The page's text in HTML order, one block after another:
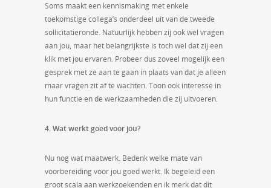
Soms maakt een kennismaking met enkele
toekomstige collega’s onderdeel uit van de tweede
sollicitatieronde. Natuurlijk hebben zij ook wel vragen
aan jou, maar het belangrijkste is toch wel dat zij een
klik met jou ervaren. Probeer dus zoveel mogelijk een
gesprek met ze aan te gaan in plaats van dat je alleen
maar vragen zit af te wachten. Toon ook interesse in
hun functie en de werkzaamheden die zij uitvoeren.
4. Wat werkt goed voor jou?
Nu nog wat maatwerk. Bedenk welke mate van
voorbereiding voor jou goed werkt. Ik begeleid een
groot scala aan werkzoekenden en ik merk dat dit